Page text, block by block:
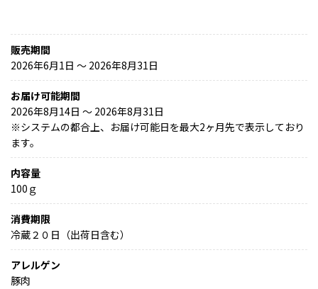
販売期間
2026年6月1日 〜 2026年8月31日
お届け可能期間
2026年8月14日 ～ 2026年8月31日
※システムの都合上、お届け可能日を最大2ヶ月先で表示しており
ます。
内容量
100ｇ
消費期限
冷蔵２０日（出荷日含む）
アレルゲン
豚肉